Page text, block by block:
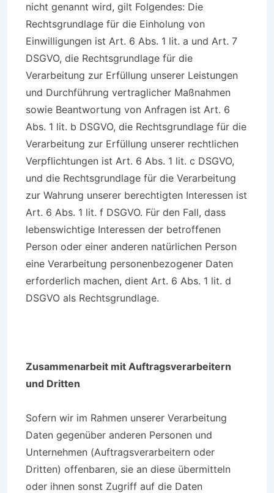
nicht genannt wird, gilt Folgendes: Die
Rechtsgrundlage für die Einholung von
Einwilligungen ist Art. 6 Abs. 1 lit. a und Art. 7
DSGVO, die Rechtsgrundlage für die
Verarbeitung zur Erfüllung unserer Leistungen
und Durchführung vertraglicher Maßnahmen
sowie Beantwortung von Anfragen ist Art. 6
Abs. 1 lit. b DSGVO, die Rechtsgrundlage für die
Verarbeitung zur Erfüllung unserer rechtlichen
Verpflichtungen ist Art. 6 Abs. 1 lit. c DSGVO,
und die Rechtsgrundlage für die Verarbeitung
zur Wahrung unserer berechtigten Interessen ist
Art. 6 Abs. 1 lit. f DSGVO. Für den Fall, dass
lebenswichtige Interessen der betroffenen
Person oder einer anderen natürlichen Person
eine Verarbeitung personenbezogener Daten
erforderlich machen, dient Art. 6 Abs. 1 lit. d
DSGVO als Rechtsgrundlage.
Zusammenarbeit mit Auftragsverarbeitern
und Dritten
Sofern wir im Rahmen unserer Verarbeitung
Daten gegenüber anderen Personen und
Unternehmen (Auftragsverarbeitern oder
Dritten) offenbaren, sie an diese übermitteln
oder ihnen sonst Zugriff auf die Daten